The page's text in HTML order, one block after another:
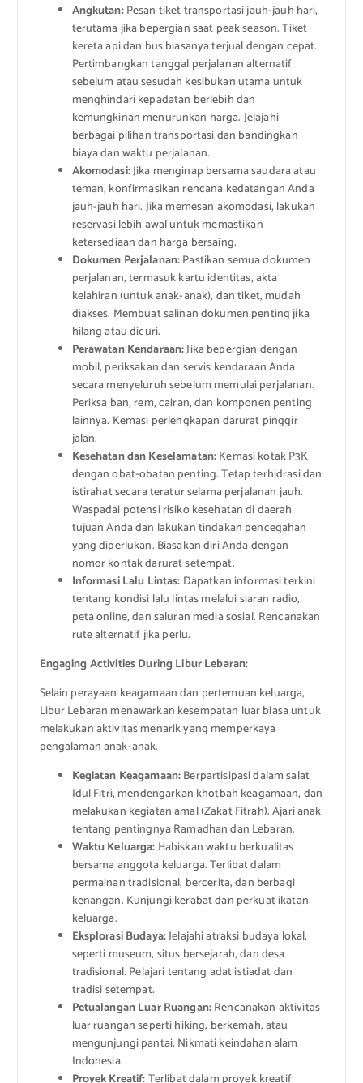
Angkutan:Pesan tiket transportasi jauh-jauh hari,
terutama jika bepergian saat peak season. Tiket
kereta api dan bus biasanya terjual dengan cepat.
Pertimbangkan tanggal perjalanan alternatif
sebelum atau sesudah kesibukan utama untuk
menghindari kepadatan berlebih dan
kemungkinan menurunkan harga. Jelajahi
berbagai pilihan transportasi dan bandingkan
biaya dan waktu perjalanan.
Akomodasi:Jika menginap bersama saudara atau
teman, konfirmasikan rencana kedatangan Anda
jauh-jauh hari. Jika memesan akomodasi, lakukan
reservasi lebih awal untuk memastikan
ketersediaan dan harga bersaing.
Dokumen Perjalanan:Pastikan semua dokumen
perjalanan, termasuk kartu identitas, akta
kelahiran (untuk anak-anak), dan tiket, mudah
diakses. Membuat salinan dokumen penting jika
hilang atau dicuri.
Perawatan Kendaraan:Jika bepergian dengan
mobil, periksakan dan servis kendaraan Anda
secara menyeluruh sebelum memulai perjalanan.
Periksa ban, rem, cairan, dan komponen penting
lainnya. Kemasi perlengkapan darurat pinggir
jalan.
Kesehatan dan Keselamatan:Kemasi kotak P3K
dengan obat-obatan penting. Tetap terhidrasi dan
istirahat secara teratur selama perjalanan jauh.
Waspadai potensi risiko kesehatan di daerah
tujuan Anda dan lakukan tindakan pencegahan
yang diperlukan. Biasakan diri Anda dengan
nomor kontak darurat setempat.
Informasi Lalu Lintas: Dapatkan informasi terkini
tentang kondisi lalu lintas melalui siaran radio,
peta online, dan saluran media sosial. Rencanakan
rute alternatif jika perlu.
Engaging Activities During Libur Lebaran:
Selain perayaan keagamaan dan pertemuan keluarga,
Libur Lebaran menawarkan kesempatan luar biasa untuk
melakukan aktivitas menarik yang memperkaya
pengalaman anak-anak.
Kegiatan Keagamaan:Berpartisipasi dalam salat
Idul Fitri, mendengarkan khotbah keagamaan, dan
melakukan kegiatan amal (Zakat Fitrah). Ajari anak
tentang pentingnya Ramadhan dan Lebaran.
Waktu Keluarga: Habiskan waktu berkualitas
bersama anggota keluarga. Terlibat dalam
permainan tradisional, bercerita, dan berbagi
kenangan. Kunjungi kerabat dan perkuat ikatan
keluarga.
Eksplorasi Budaya:Jelajahi atraksi budaya lokal,
seperti museum, situs bersejarah, dan desa
tradisional. Pelajari tentang adat istiadat dan
tradisi setempat.
Petualangan Luar Ruangan:Rencanakan aktivitas
luar ruangan seperti hiking, berkemah, atau
mengunjungi pantai. Nikmati keindahan alam
Indonesia.